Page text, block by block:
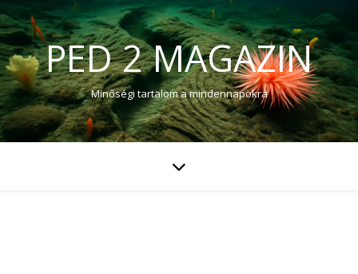
PED 2 MAGAZIN
Minőségi tartalom a mindennapokra